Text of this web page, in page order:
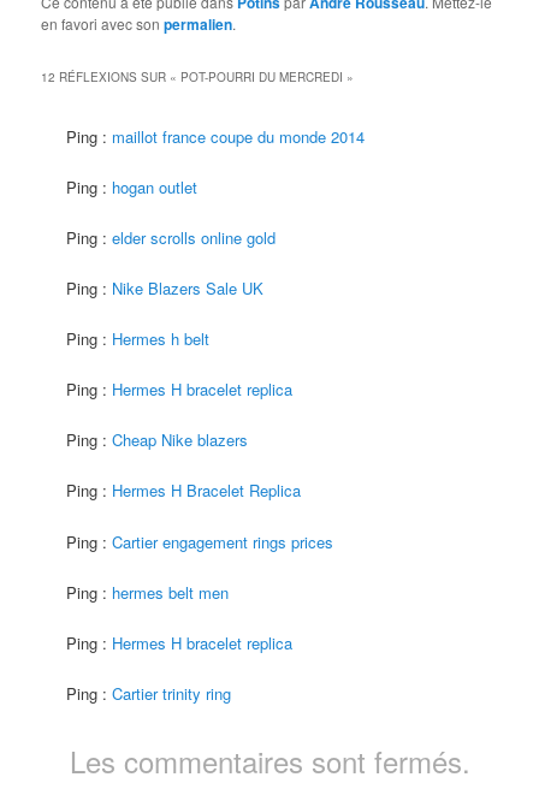
en favori avec sonpermalien.
12 RÉFLEXIONS SUR « POT-POURRI DU MERCREDI »
Ping : maillot france coupe du monde 2014
Ping : hogan outlet
Ping :elder scrolls online gold
Ping : Nike Blazers Sale UK
Ping : Hermes h belt
Ping : Hermes H bracelet replica
Ping :Cheap Nike blazers
Ping : Hermes H Bracelet Replica
Ping :Cartier engagement rings prices
Ping : hermes belt men
Ping : Hermes H bracelet replica
Ping :Cartier trinity ring
Les commentaires sont fermés.